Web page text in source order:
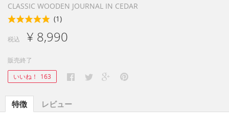
CLASSIC WOODEN JOURNAL IN CEDAR
(1)
税込 ¥ 8,990
販売終了
いいね！
163
特徴 レビュー